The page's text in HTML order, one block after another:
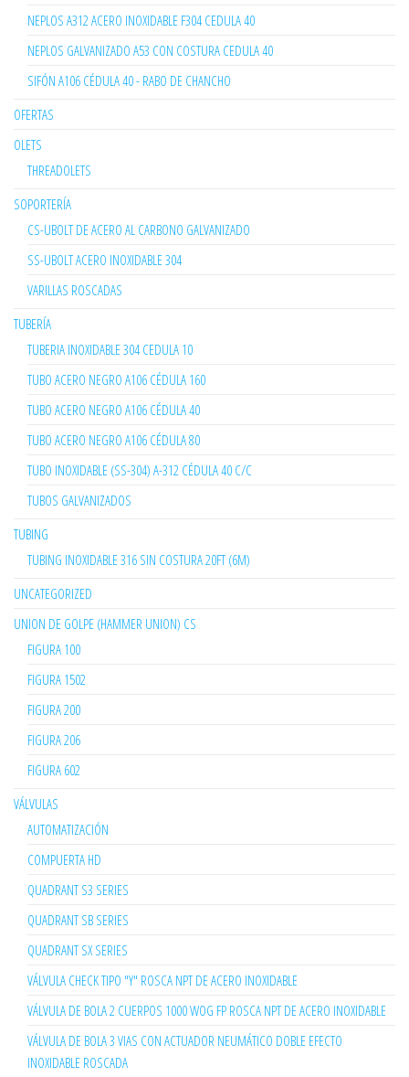
NEPLOS A312 ACERO INOXIDABLE F304 CEDULA 40
NEPLOS GALVANIZADO A53 CON COSTURA CEDULA 40
SIFÓN A106 CÉDULA 40 - RABO DE CHANCHO
OFERTAS
OLETS
THREADOLETS
SOPORTERÍA
CS-UBOLT DE ACERO AL CARBONO GALVANIZADO
SS-UBOLT ACERO INOXIDABLE 304
VARILLAS ROSCADAS
TUBERÍA
TUBERIA INOXIDABLE 304 CEDULA 10
TUBO ACERO NEGRO A106 CÉDULA 160
TUBO ACERO NEGRO A106 CÉDULA 40
TUBO ACERO NEGRO A106 CÉDULA 80
TUBO INOXIDABLE (SS-304) A-312 CÉDULA 40 C/C
TUBOS GALVANIZADOS
TUBING
TUBING INOXIDABLE 316 SIN COSTURA 20FT (6M)
UNCATEGORIZED
UNION DE GOLPE (HAMMER UNION) CS
FIGURA 100
FIGURA 1502
FIGURA 200
FIGURA 206
FIGURA 602
VÁLVULAS
AUTOMATIZACIÓN
COMPUERTA HD
QUADRANT S3 SERIES
QUADRANT SB SERIES
QUADRANT SX SERIES
VÁLVULA CHECK TIPO "Y" ROSCA NPT DE ACERO INOXIDABLE
VÁLVULA DE BOLA 2 CUERPOS 1000 WOG FP ROSCA NPT DE ACERO INOXIDABLE
VÁLVULA DE BOLA 3 VIAS CON ACTUADOR NEUMÁTICO DOBLE EFECTO
INOXIDABLE ROSCADA